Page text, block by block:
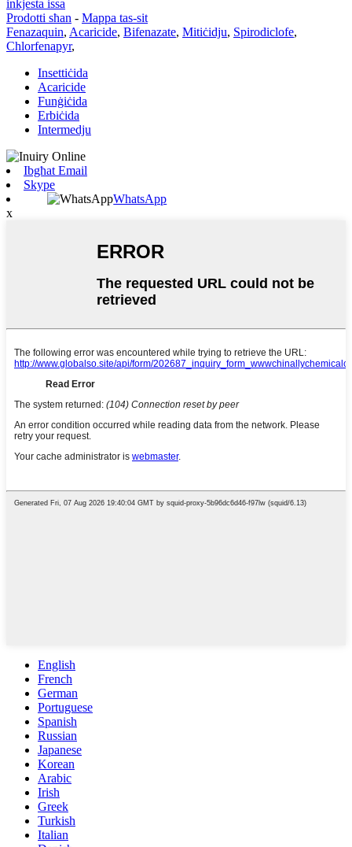
inkjesta issa
Prodotti sħan - Mappa tas-sit
Fenazaquin, Acaricide, Bifenazate, Mitiċidju, Spirodiclofe,
Chlorfenapyr,
Insettiċida
Acaricide
Funġiċida
Erbiċida
Intermedju
Ibgħat Email
Skype
WhatsApp
x
English
French
German
Portuguese
Spanish
Russian
Japanese
Korean
Arabic
Irish
Greek
Turkish
Italian